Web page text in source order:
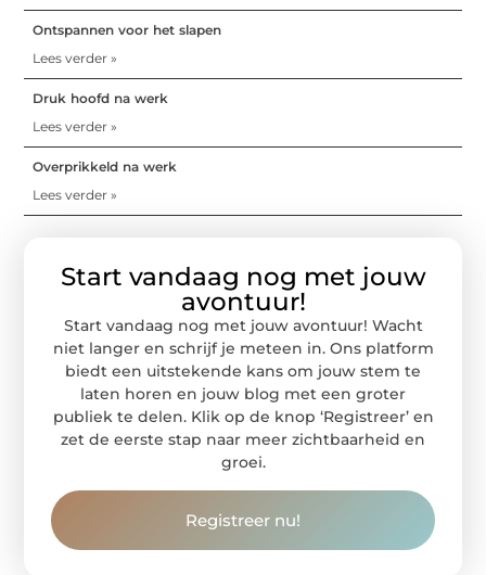
Ontspannen voor het slapen
Lees verder »
Druk hoofd na werk
Lees verder »
Overprikkeld na werk
Lees verder »
Start vandaag nog met jouw
avontuur!
Start vandaag nog met jouw avontuur! Wacht
niet langer en schrijf je meteen in. Ons platform
biedt een uitstekende kans om jouw stem te
laten horen en jouw blog met een groter
publiek te delen. Klik op de knop ‘Registreer’ en
zet de eerste stap naar meer zichtbaarheid en
groei.
Registreer nu!